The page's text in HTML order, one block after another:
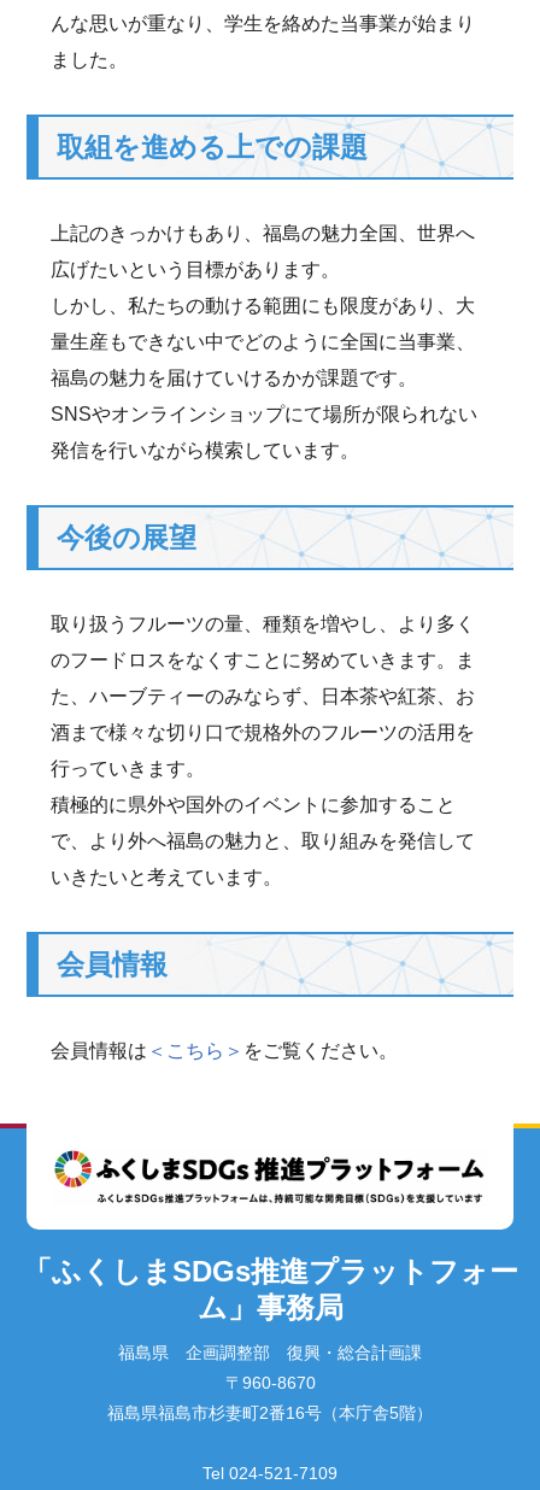
んな思いが重なり、学生を絡めた当事業が始まり
ました。
取組を進める上での課題
上記のきっかけもあり、福島の魅力全国、世界へ
広げたいという目標があります。
しかし、私たちの動ける範囲にも限度があり、大
量生産もできない中でどのように全国に当事業、
福島の魅力を届けていけるかが課題です。
SNSやオンラインショップにて場所が限られない
発信を行いながら模索しています。
今後の展望
取り扱うフルーツの量、種類を増やし、より多く
のフードロスをなくすことに努めていきます。ま
た、ハーブティーのみならず、日本茶や紅茶、お
酒まで様々な切り口で規格外のフルーツの活用を
行っていきます。
積極的に県外や国外のイベントに参加すること
で、より外へ福島の魅力と、取り組みを発信して
いきたいと考えています。
会員情報
会員情報は ＜こちら＞ をご覧ください。
「ふくしまSDGs推進プラットフォー
ム」事務局
福島県 企画調整部 復興・総合計画課
〒960-8670
福島県福島市杉妻町2番16号（本庁舎5階）
Tel 024-521-7109